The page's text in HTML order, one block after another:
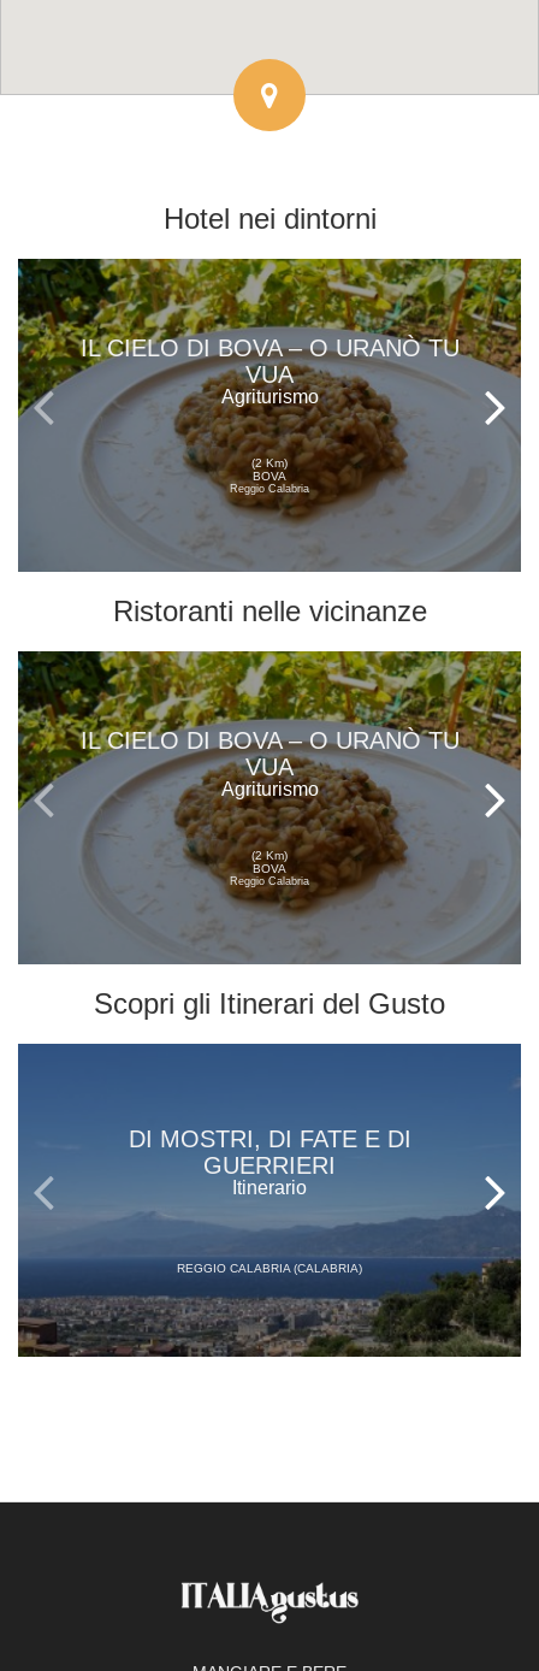
Hotel nei dintorni
IL CIELO DI BOVA – O URANÒ TU
VUA
Agriturismo
(2 Km)
BOVA
Reggio Calabria
Ristoranti nelle vicinanze
IL CIELO DI BOVA – O URANÒ TU
VUA
Agriturismo
(2 Km)
BOVA
Reggio Calabria
Scopri gli Itinerari del Gusto
DI MOSTRI, DI FATE E DI
GUERRIERI
Itinerario
REGGIO CALABRIA (CALABRIA)